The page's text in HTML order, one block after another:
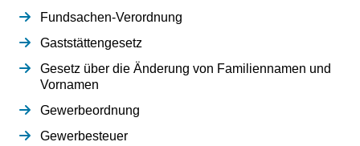
Fundsachen-Verordnung
Gaststättengesetz
Gesetz über die Änderung von Familiennamen und
Vornamen
Gewerbeordnung
Gewerbesteuer